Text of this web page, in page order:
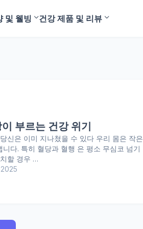
및 웰빙 건강 제품 및 리뷰
부르는 건강 위기
신은 이미 지나쳤을 수 있다 우리 몸은 작은
니다. 특히 혈당과 혈행 은 평소 무심코 넘기
할 경우 …